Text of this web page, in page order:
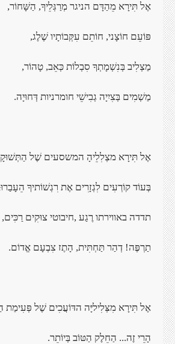
אֶל תִּירָא מֵהַדָּם הניגר מְרַגְּלֵיךָ, הַשָּׁחוֹר,
פּוֹעֵם חוֹצָני, חוֹתֵם עִקְּבוֹתָיו שֶׁלֶג,
מַצְלִיב בְּנִשְׁמָתְךָ סִבְלוֹת כְּאֵב, טָהוֹר,
מַשְׁמִים בְּצִיִיָה גְבִישֵׁי חומרניות דְּחוּיָה.
אֶל תִּירָא מצְלִלֵיהָ המשסעים שֶׁל
בְּעוֹד קוֹרְעִים לִגְזָרִים אֶת רִגְשׁוֹתיךָ הֵעָבַרוּ
תדדה באווירתו רֶגַע ,חיבוטי צוּקִים רַכִּים,
תַרְפֶּה! דְהַר תַּחְתִּית, הָתֶז צִבְעָם אֱדוֹם.
אֶל תִּירָא מִצְּלִיליָּה הדּוֹעֲכִים שֶׁל פְּעִימַת
הָרֵי זֶה... הַחֵלֶק הַטּוֹב בְּיוֹתֵר.